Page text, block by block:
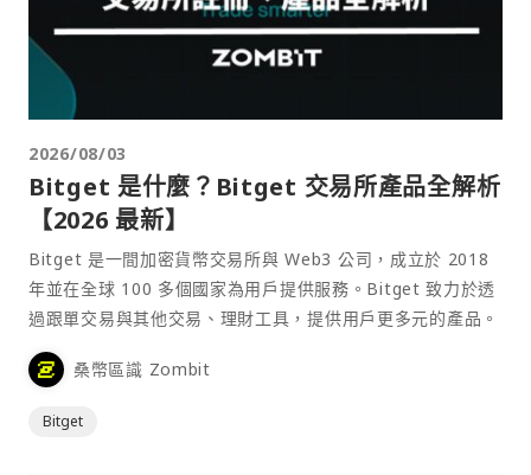
2026/08/03
Bitget 是什麼？Bitget 交易所產品全解析
【2026 最新】
Bitget 是一間加密貨幣交易所與 Web3 公司，成立於 2018
年並在全球 100 多個國家為用戶提供服務。Bitget 致力於透
過跟單交易與其他交易、理財工具，提供用戶更多元的產品。
桑幣區識 Zombit
Bitget